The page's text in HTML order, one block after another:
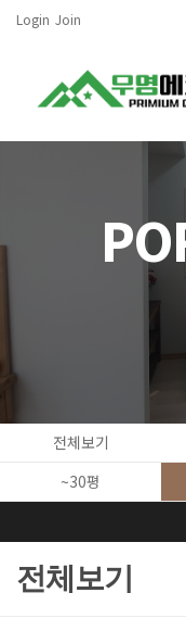
Login Join
전체보기
~30평
전체보기